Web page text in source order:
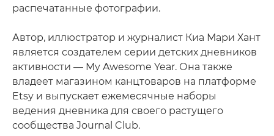
распечатанные фотографии.
Автор, иллюстратор и журналист Киа Мари Хант
является создателем серии детских дневников
активности — My Awesome Year. Она также
владеет магазином канцтоваров на платформе
Etsy и выпускает ежемесячные наборы
ведения дневника для своего растущего
сообщества Journal Club.